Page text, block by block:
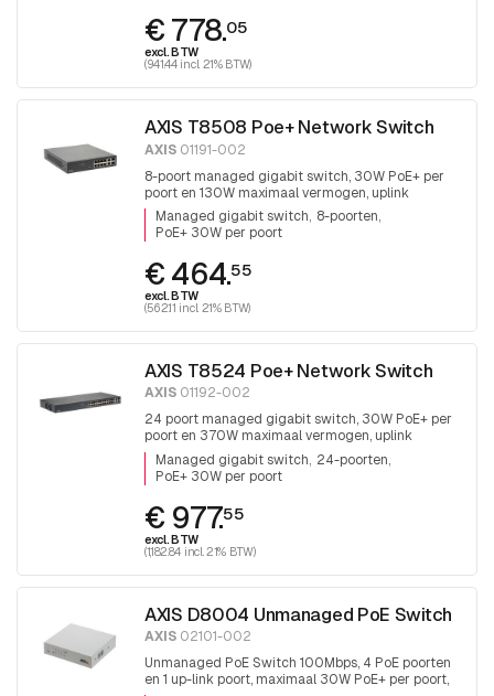
€ 778.05
excl. BTW
(941.44 incl. 21% BTW)
AXIS T8508 Poe+ Network Switch
AXIS 01191-002
8-poort managed gigabit switch, 30W PoE+ per
poort en 130W maximaal vermogen, uplink
2xRJ45 en 2x SFP, fanless
Managed gigabit switch 8-poorten
PoE+ 30W per poort
€ 464.55
excl. BTW
(562.11 incl. 21% BTW)
AXIS T8524 Poe+ Network Switch
AXIS 01192-002
24 poort managed gigabit switch, 30W PoE+ per
poort en 370W maximaal vermogen, uplink
2xRJ45 en 2x SFP.
Managed gigabit switch 24-poorten
PoE+ 30W per poort
€ 977.55
excl. BTW
(1,182.84 incl. 21% BTW)
AXIS D8004 Unmanaged PoE Switch
AXIS 02101-002
Unmanaged PoE Switch 100Mbps, 4 PoE poorten
en 1 up-link poort, maximaal 30W PoE+ per poort,